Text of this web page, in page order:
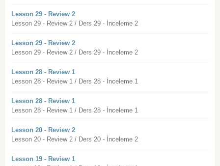
Lesson 29 - Review 2
Lesson 29 - Review 2 / Ders 29 - İnceleme 2
Lesson 29 - Review 2
Lesson 29 - Review 2 / Ders 29 - İnceleme 2
Lesson 28 - Review 1
Lesson 28 - Review 1 / Ders 28 - İnceleme 1
Lesson 28 - Review 1
Lesson 28 - Review 1 / Ders 28 - İnceleme 1
Lesson 20 - Review 2
Lesson 20 - Review 2 / Ders 20 - İnceleme 2
Lesson 19 - Review 1